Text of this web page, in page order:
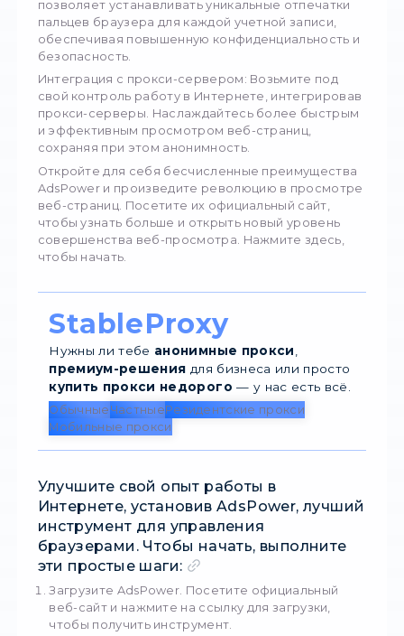
пальцев" браузера и восстановить свою
конфиденциальность. Попрощайтесь с
навязчивым отслеживанием и
беспрепятственный просмотр веб-
Разработанный для Windows и Mac,
предлагает целый ряд мощных функций для
улучшения вашей деятельности в
Управление несколькими аккаунтами: Легко
управляйте несколькими аккаунтами на
платформах. Больше не нужно входить и
выходить, переключайтесь между
аккаунтами без лишних усилий.
Защита отпечатков пальцев в браузере:
шаг впереди технологий распознавания
отпечатков пальцев в браузерах.
позволяет устанавливать уникальные
пальцев браузера для каждой учетной
обеспечивая повышенную
безопасность.
Интеграция с прокси-сервером: Возьмите
прокси-серверы. Наслаждайтесь более
и эффективным просмотром веб-страниц,
сохраняя при этом анонимность.
Откройте для себя бесчисленные
и произведите революцию в
веб-страниц. Посетите их официальный
чтобы узнать больше и открыть новый